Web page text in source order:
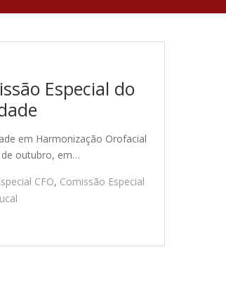
Especial do
em Harmonização Orofacial
de outubro, em…
CFO, Comissão Especial